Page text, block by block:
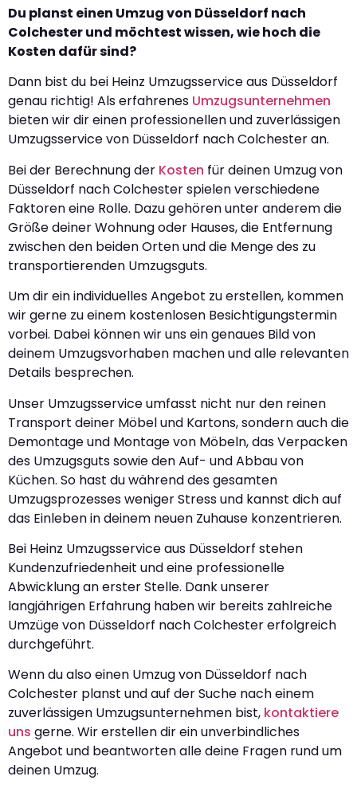
Du planst einen Umzug von Düsseldorf nach
Colchester und möchtest wissen, wie hoch die
Kosten dafür sind?
Dann bist du bei Heinz Umzugsservice aus Düsseldorf
genau richtig! Als erfahrenes Umzugsunternehmen
bieten wir dir einen professionellen und zuverlässigen
Umzugsservice von Düsseldorf nach Colchester an.
Bei der Berechnung der Kosten für deinen Umzug von
Düsseldorf nach Colchester spielen verschiedene
Faktoren eine Rolle. Dazu gehören unter anderem die
Größe deiner Wohnung oder Hauses, die Entfernung
zwischen den beiden Orten und die Menge des zu
transportierenden Umzugsguts.
Um dir ein individuelles Angebot zu erstellen, kommen
wir gerne zu einem kostenlosen Besichtigungstermin
vorbei. Dabei können wir uns ein genaues Bild von
deinem Umzugsvorhaben machen und alle relevanten
Details besprechen.
Unser Umzugsservice umfasst nicht nur den reinen
Transport deiner Möbel und Kartons, sondern auch die
Demontage und Montage von Möbeln, das Verpacken
des Umzugsguts sowie den Auf- und Abbau von
Küchen. So hast du während des gesamten
Umzugsprozesses weniger Stress und kannst dich auf
das Einleben in deinem neuen Zuhause konzentrieren.
Bei Heinz Umzugsservice aus Düsseldorf stehen
Kundenzufriedenheit und eine professionelle
Abwicklung an erster Stelle. Dank unserer
langjährigen Erfahrung haben wir bereits zahlreiche
Umzüge von Düsseldorf nach Colchester erfolgreich
durchgeführt.
Wenn du also einen Umzug von Düsseldorf nach
Colchester planst und auf der Suche nach einem
zuverlässigen Umzugsunternehmen bist, kontaktiere
uns gerne. Wir erstellen dir ein unverbindliches
Angebot und beantworten alle deine Fragen rund um
deinen Umzug.